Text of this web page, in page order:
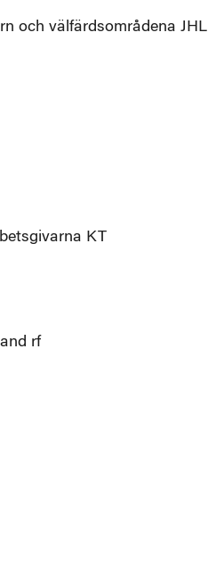
och välfärdsområdena JHL
KT
rf